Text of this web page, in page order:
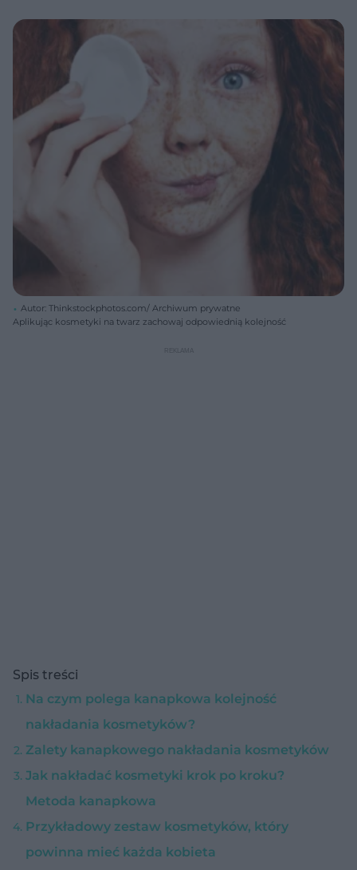
Autor: Thinkstockphotos.com/ Archiwum prywatne
Aplikując kosmetyki na twarz zachowaj odpowiednią kolejność
Spis treści
Na czym polega kanapkowa kolejność
nakładania kosmetyków?
Zalety kanapkowego nakładania kosmetyków
Jak nakładać kosmetyki krok po kroku?
Metoda kanapkowa
Przykładowy zestaw kosmetyków, który
powinna mieć każda kobieta